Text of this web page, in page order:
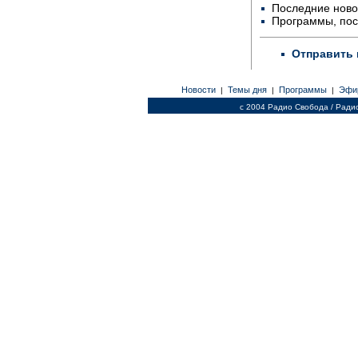
Последние
Программы,
Отправить
Новости | Темы дня | Программы |
c 2004 Радио Свобода /